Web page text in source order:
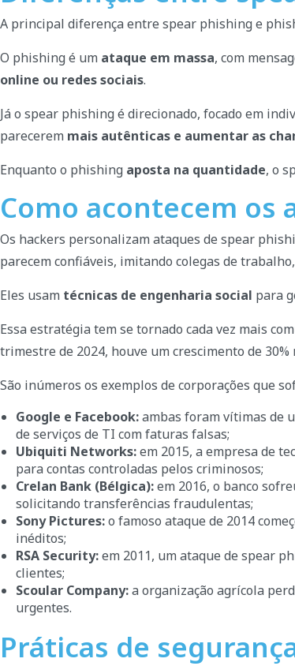
A principal diferença entre spear phishing e
O phishing é um ataque em massa, com
online ou redes sociais.
Já o spear phishing é direcionado, focado em
parecerem mais autênticas e aumentar as
Enquanto o phishing aposta na quantidade, o
Como acontecem os
Os hackers personalizam ataques de spear
parecem confiáveis, imitando colegas de
Eles usam técnicas de engenharia social para
Essa estratégia tem se tornado cada vez mais
trimestre de 2024, houve um crescimento de
São inúmeros os exemplos de corporações que
Google e Facebook:ambas foram vítimas de
de serviços de TI com faturas falsas;
Ubiquiti Networks:em 2015, a empresa de
para contas controladas pelos criminosos;
Crelan Bank (Bélgica):em 2016, o banco
solicitando transferências fraudulentas;
Sony Pictures:o famoso ataque de 2014
inéditos;
RSA Security:em 2011, um ataque de spear
clientes;
Scoular Company:a organização agrícola
urgentes.
Práticas de